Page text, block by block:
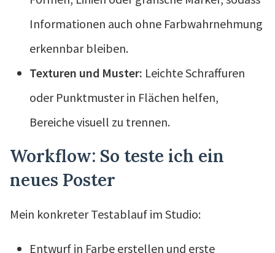
Informationen auch ohne Farbwahrnehmung
erkennbar bleiben.
Texturen und Muster: Leichte Schraffuren
oder Punktmuster in Flächen helfen,
Bereiche visuell zu trennen.
Workflow: So teste ich ein
neues Poster
Mein konkreter Testablauf im Studio:
Entwurf in Farbe erstellen und erste